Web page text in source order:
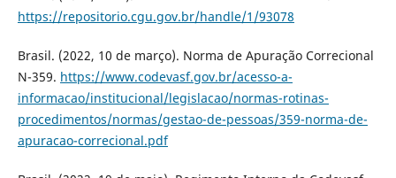
https://repositorio.cgu.gov.br/handle/1/93078
Brasil. (2022, 10 de março). Norma de Apuração Correcional
N-359. https://www.codevasf.gov.br/acesso-a-
informacao/institucional/legislacao/normas-rotinas-
procedimentos/normas/gestao-de-pessoas/359-norma-de-
apuracao-correcional.pdf